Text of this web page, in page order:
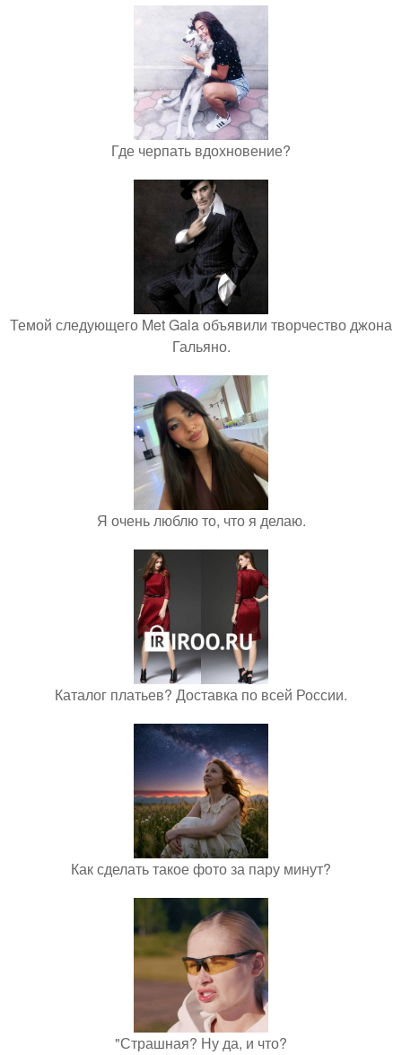
Где черпать вдохновение?
Темой следующего Met Gala объявили творчество джона
Гальяно.
Я очень люблю то, что я делаю.
Каталог платьев? Доставка по всей России.
Как сделать такое фото за пару минут?
"Страшная? Ну да, и что?